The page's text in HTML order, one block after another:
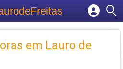
Fazer loginem Lauro de